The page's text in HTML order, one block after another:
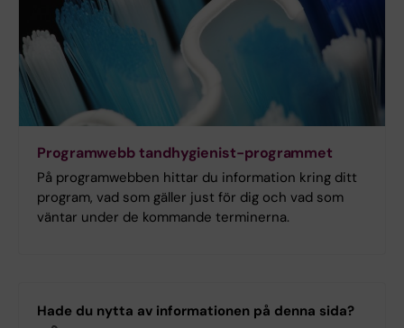
Programwebb tandhygienist-programmet
På programwebben hittar du information kring ditt
program, vad som gäller just för dig och vad som
väntar under de kommande terminerna.
Hade du nytta av informationen på denna sida?